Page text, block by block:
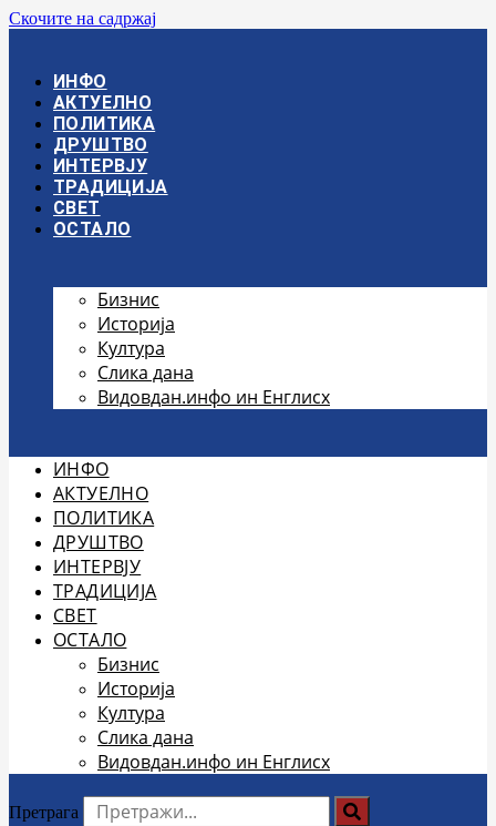
Скочите на садржај
ИНФО
АКТУЕЛНО
ПОЛИТИКА
ДРУШТВО
ИНТЕРВЈУ
ТРАДИЦИЈА
СВЕТ
ОСТАЛО
Бизнис
Историја
Култура
Слика дана
Видовдан.инфо ин Енглисх
ИНФО
АКТУЕЛНО
ПОЛИТИКА
ДРУШТВО
ИНТЕРВЈУ
ТРАДИЦИЈА
СВЕТ
ОСТАЛО
Бизнис
Историја
Култура
Слика дана
Видовдан.инфо ин Енглисх
Претрага